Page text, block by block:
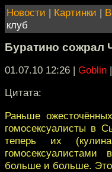
Новости | Картинки |
клуб
Буратино сожрал
01.07.10 12:26 | Goblin |
Цитата:
Раньше
гомосексуалисты в
теперь их
гомосексуалистами
больше и больше. Это